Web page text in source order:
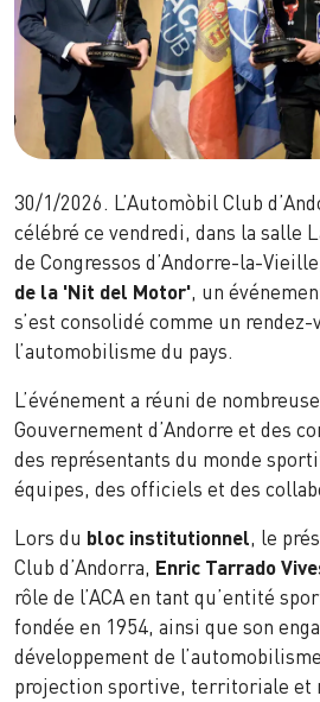
30/1/2026. L’Automòbil Club
célébré ce vendredi, dans la salle
de Congressos d’Andorre-la-
de la 'Nit del Motor', un
s’est consolidé comme un
l’automobilisme du pays.
L’événement a réuni de
Gouvernement d’Andorre et des
des représentants du monde
équipes, des officiels et des
Lors du bloc institutionnel, le
Club d’Andorra, Enric Tarrado
rôle de l’ACA en tant qu’entité
fondée en 1954, ainsi que son
développement de
projection sportive, territoriale et